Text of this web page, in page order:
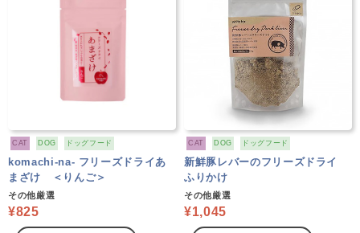
CAT DOG ドッグフード
komachi-na- フリーズドライあ
まざけ ＜りんご＞
その他厳選
¥825
CAT DOG ドッグフード
新鮮豚レバーのフリーズドライ
ふりかけ
その他厳選
¥1,045